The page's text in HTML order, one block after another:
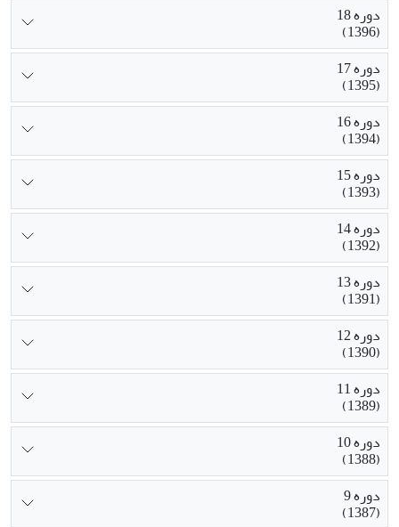
دوره 18
(1396)
دوره 17
(1395)
دوره 16
(1394)
دوره 15
(1393)
دوره 14
(1392)
دوره 13
(1391)
دوره 12
(1390)
دوره 11
(1389)
دوره 10
(1388)
دوره 9
(1387)